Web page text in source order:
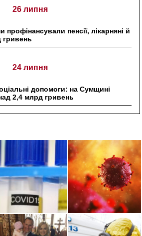
26 липня
пенсії, лікарняні й
гривень
24 липня
допомоги: на Сумщині
2,4 млрд гривень